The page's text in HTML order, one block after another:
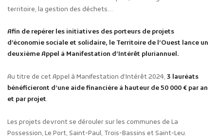
territoire, la gestion des déchets…
Afin de repérer les initiatives des porteurs de projets
d’économie sociale et solidaire, le Territoire de l’Ouest lance un
deuxième Appel à Manifestation d’Intérêt pluriannuel.
Au titre de cet Appel à Manifestation d’Intérêt 2024, 3 lauréats
bénéficieront d’une aide financière à hauteur de 50 000 € par an
et par projet.
Les projets devront se dérouler sur les communes de La
Possession, Le Port, Saint-Paul, Trois-Bassins et Saint-Leu.